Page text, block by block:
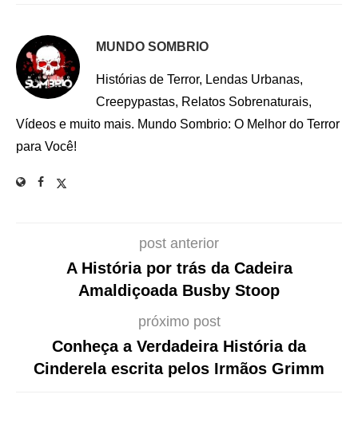
MUNDO SOMBRIO
Histórias de Terror, Lendas Urbanas,
Creepypastas, Relatos Sobrenaturais,
Vídeos e muito mais. Mundo Sombrio: O Melhor do Terror
para Você!
post anterior
A História por trás da Cadeira
Amaldiçoada Busby Stoop
próximo post
Conheça a Verdadeira História da
Cinderela escrita pelos Irmãos Grimm